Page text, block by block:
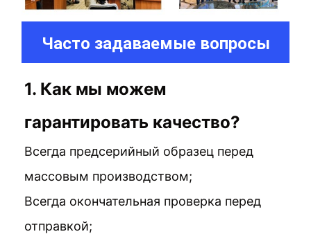
Часто задаваемые вопросы
1. Как мы можем
гарантировать качество?
Всегда предсерийный образец перед
массовым производством;
Всегда окончательная проверка перед
отправкой;